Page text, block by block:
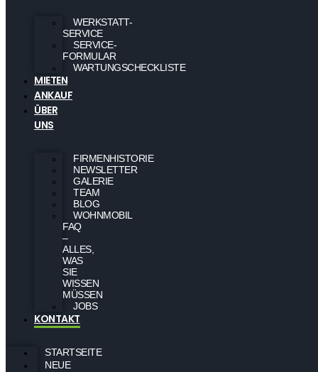
WERKSTATT-
SERVICE
SERVICE-
FORMULAR
WARTUNGSCHECKLISTE
MIETEN
ANKAUF
ÜBER
UNS
FIRMENHISTORIE
NEWSLETTER
GALERIE
TEAM
BLOG
WOHNMOBIL
FAQ
–
ALLES,
WAS
SIE
WISSEN
MÜSSEN
JOBS
KONTAKT
STARTSEITE
NEUE